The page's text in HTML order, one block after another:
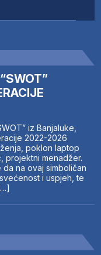
iz Banjaluke,
2022-2026
poklon laptop
projektni menadžer.
da na ovaj simboličan
i uspjeh, te